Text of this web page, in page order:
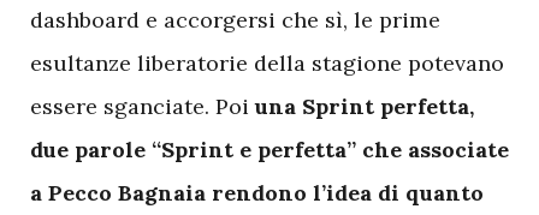
dashboard e accorgersi che sì, le prime
esultanze liberatorie della stagione potevano
essere sganciate. Poi una Sprint perfetta,
due parole “Sprint e perfetta” che associate
a Pecco Bagnaia rendono l’idea di quanto